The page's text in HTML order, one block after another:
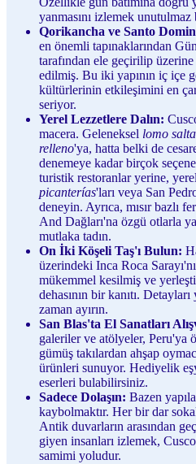
yanmasını izlemek
Qorikancha ve Santo
en önemli tapınaklarından
tarafından ele geçirilip
edilmiş. Bu iki yapının iç içe
kültürlerinin etkileşimini en
seriyor.
Yerel Lezzetlere Dalın:
macera. Geleneksel lomo
relleno'ya, hatta belki de
denemeye kadar birçok
turistik restoranlar yerine,
picanterías'ları veya San
deneyin. Ayrıca, mısır bazlı
And Dağları'na özgü otlarla
mutlaka tadın.
On İki Köşeli Taş'ı Bulun:
üzerindeki Inca Roca
mükemmel kesilmiş ve
dehasının bir kanıtı.
zaman ayırın.
San Blas'ta El Sanatları
galeriler ve atölyeler, Peru'ya
gümüş takılardan ahşap
ürünleri sunuyor. Hediyelik
eserleri bulabilirsiniz.
Sadece Dolaşın: Bazen
kaybolmaktır. Her bir dar
Antik duvarların arasından
giyen insanları izlemek,
samimi yoludur.